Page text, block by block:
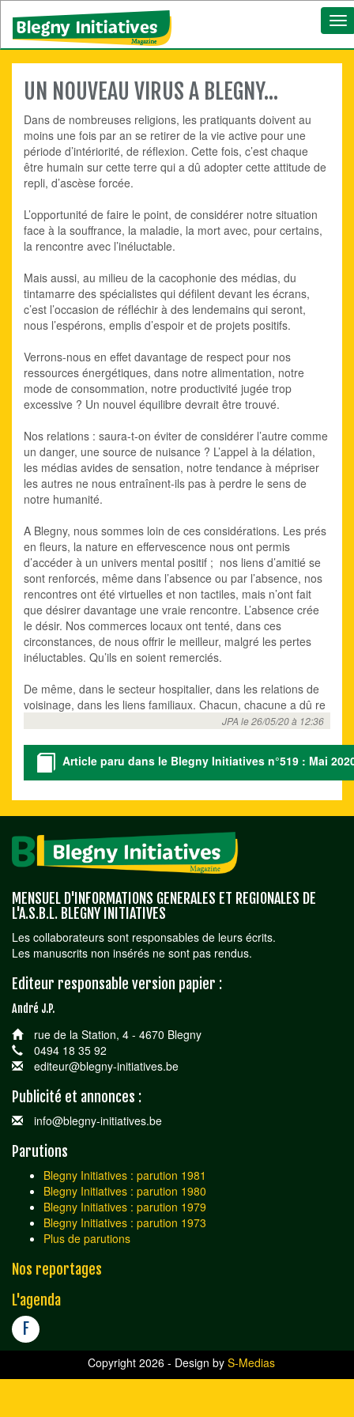
UN NOUVEAU VIRUS A BLEGNY...
Dans de nombreuses religions, les pratiquants doivent au
moins une fois par an se retirer de la vie active pour une
période d’intériorité, de réflexion. Cette fois, c’est chaque
être humain sur cette terre qui a dû adopter cette attitude de
repli, d’ascèse forcée.
L’opportunité de faire le point, de considérer notre situation
face à la souffrance, la maladie, la mort avec, pour certains,
la rencontre avec l’inéluctable.
Mais aussi, au milieu de la cacophonie des médias, du
tintamarre des spécialistes qui défilent devant les écrans,
c’est l’occasion de réfléchir à des lendemains qui seront,
nous l’espérons, emplis d’espoir et de projets positifs.
Verrons-nous en effet davantage de respect pour nos
ressources énergétiques, dans notre alimentation, notre
mode de consommation, notre productivité jugée trop
excessive ? Un nouvel équilibre devrait être trouvé.
Nos relations : saura-t-on éviter de considérer l’autre comme
un danger, une source de nuisance ? L’appel à la délation,
les médias avides de sensation, notre tendance à mépriser
les autres ne nous entraînent-ils pas à perdre le sens de
notre humanité.
A Blegny, nous sommes loin de ces considérations. Les prés
en fleurs, la nature en effervescence nous ont permis
d’accéder à un univers mental positif ; nos liens d’amitié se
sont renforcés, même dans l’absence ou par l’absence, nos
rencontres ont été virtuelles et non tactiles, mais n’ont fait
que désirer davantage une vraie rencontre. L’absence crée
le désir. Nos commerces locaux ont tenté, dans ces
circonstances, de nous offrir le meilleur, malgré les pertes
inéluctables. Qu’ils en soient remerciés.
De même, dans le secteur hospitalier, dans les relations de
voisinage, dans les liens familiaux. Chacun, chacune a dû re
JPA le 26/05/20 à 12:36
Article paru dans le Blegny Initiatives n°519 : Mai
MENSUEL D'INFORMATIONS GENERALES ET REGIONALES DE
L'A.S.B.L. BLEGNY INITIATIVES
Les collaborateurs sont responsables de leurs écrits.
Les manuscrits non insérés ne sont pas rendus.
Editeur responsable version papier :
André J.P.
rue de la Station, 4 - 4670 Blegny
0494 18 35 92
editeur@blegny-initiatives.be
Publicité et annonces :
info@blegny-initiatives.be
Parutions
Blegny Initiatives : parution 1981
Blegny Initiatives : parution 1980
Blegny Initiatives : parution 1979
Blegny Initiatives : parution 1973
Plus de parutions
Nos reportages
L'agenda
F
Copyright 2026 - Design by S-Medias